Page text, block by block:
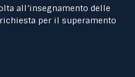
all’insegnamento delle
per il superamento